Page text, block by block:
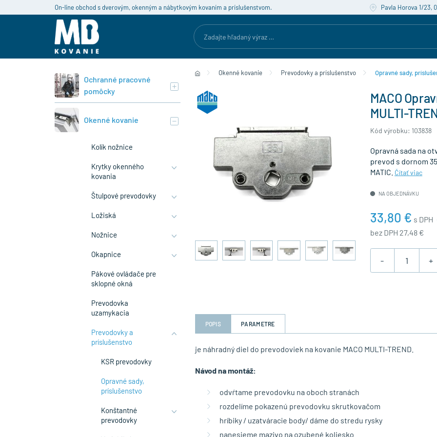
On-line obchod s dverovým, okenným a nábytkovým kovaním a príslušenstvom. Pavla Horova 1/23,
Okenné kovanie Prevodovky a príslušenstvo Opravné sady,
MACO
MULTI-
Kód výrobku: 103838
Opravná sada na
prevod s dornom
MATIC. Čítať viac
NA OBJEDNÁVKU
33,80 € s DPH
bez DPH 27,48 €
- +
POPIS PARAMETRE
je náhradný diel do prevodoviek na kovanie MACO MULTI-TREND.
Návod na montáž:
odvŕtame prevodovku na oboch stranách
rozdelíme pokazenú prevodovku skrutkovačom
hríbiky / uzatváracie body/ dáme do stredu rysky
nanesieme mazivo na ozubené koliesko
Ochranné pracovné
pomôcky
Okenné kovanie
Kolík nožnice
Krytky okenného
kovania
Štulpové prevodovky
Ložiská
Nožnice
Okapnice
Pákové ovládače pre
sklopné okná
Prevodovka
uzamykacia
Prevodovky a
príslušenstvo
KSR prevodovky
Opravné sady,
príslušenstvo
Konštantné
prevodovky